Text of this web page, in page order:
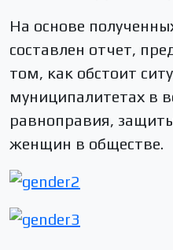
На основе
составлен отчет,
том, как обстоит
муниципалитетах в
равноправия,
женщин в обществе.